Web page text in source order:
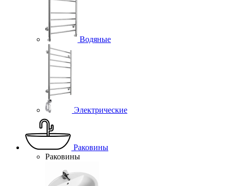
Водяные
Электрические
Раковины
Раковины